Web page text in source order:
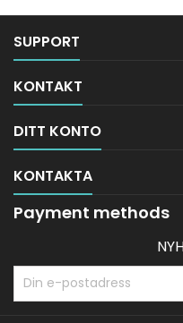
SUPPORT
KONTAKT
DITT KONTO
KONTAKTA
Payment methods